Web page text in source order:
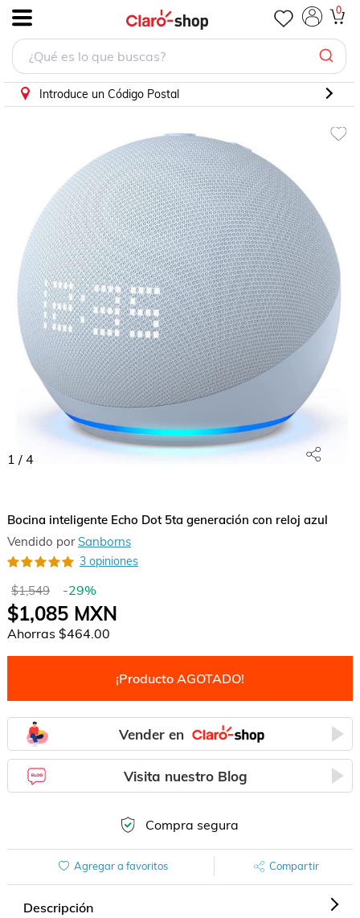
0
Introduce un Código Postal
1 / 4
Bocina inteligente Echo Dot 5ta generación con reloj azul
Vendido por Sanborns
3 opiniones
$1,549 -29%
$1,085MXN
Ahorras $464.00
¡Producto AGOTADO!
Vender en
Visita nuestro Blog
Compra segura
Agregar a favoritos Compartir
Descripción